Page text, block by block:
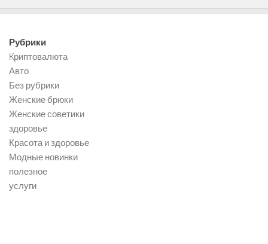
Рубрики
Kриптовалюта
Авто
Без рубрики
Женские брюки
Женские советики
здоровье
Красота и здоровье
Модные новинки
полезное
услуги